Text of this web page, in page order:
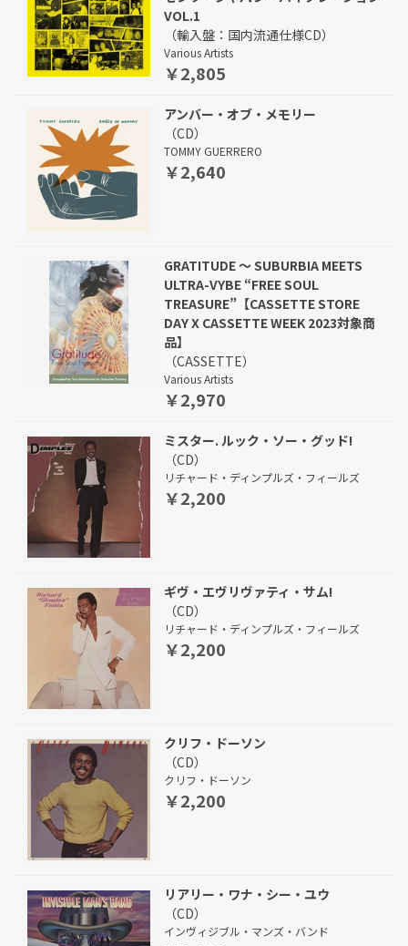
VOL.1
（輸入盤：国内流通仕様CD）
Various Artists
￥2,805
アンバー・オブ・メモリー
（CD）
TOMMY GUERRERO
￥2,640
GRATITUDE ～ SUBURBIA MEETS
ULTRA-VYBE “FREE SOUL
TREASURE”【CASSETTE STORE
DAY X CASSETTE WEEK 2023対象商
品】
（CASSETTE）
Various Artists
￥2,970
ミスター. ルック・ソー・グッド!
（CD）
リチャード・ディンプルズ・フィールズ
￥2,200
ギヴ・エヴリヴァティ・サム!
（CD）
リチャード・ディンプルズ・フィールズ
￥2,200
クリフ・ドーソン
（CD）
クリフ・ドーソン
￥2,200
リアリー・ワナ・シー・ユウ
（CD）
インヴィジブル・マンズ・バンド